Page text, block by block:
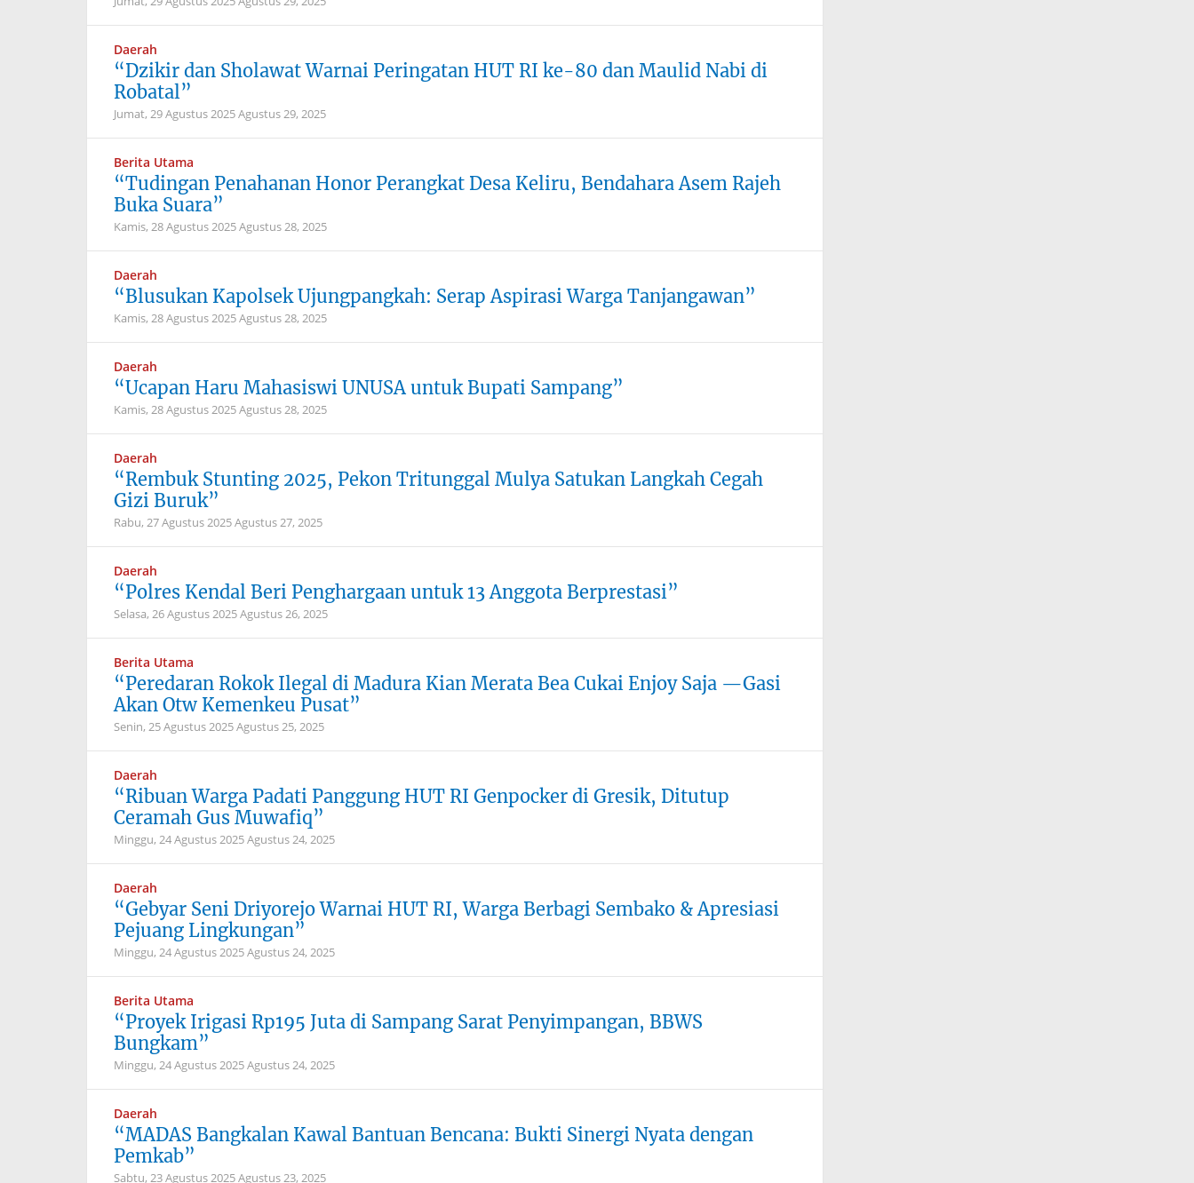
Daerah
“Dzikir dan Sholawat Warnai Peringatan HUT RI ke-80 dan Maulid Nabi di
Robatal”
Jumat, 29 Agustus 2025Agustus 29, 2025
Berita Utama
“Tudingan Penahanan Honor Perangkat Desa Keliru, Bendahara Asem Rajeh
Buka Suara”
Kamis, 28 Agustus 2025Agustus 28, 2025
Daerah
“Blusukan Kapolsek Ujungpangkah: Serap Aspirasi Warga Tanjangawan”
Kamis, 28 Agustus 2025Agustus 28, 2025
Daerah
“Ucapan Haru Mahasiswi UNUSA untuk Bupati Sampang”
Kamis, 28 Agustus 2025Agustus 28, 2025
Daerah
“Rembuk Stunting 2025, Pekon Tritunggal Mulya Satukan Langkah Cegah
Gizi Buruk”
Rabu, 27 Agustus 2025Agustus 27, 2025
Daerah
“Polres Kendal Beri Penghargaan untuk 13 Anggota Berprestasi”
Selasa, 26 Agustus 2025Agustus 26, 2025
Berita Utama
“Peredaran Rokok Ilegal di Madura Kian Merata Bea Cukai Enjoy Saja —Gasi
Akan Otw Kemenkeu Pusat”
Senin, 25 Agustus 2025Agustus 25, 2025
Daerah
“Ribuan Warga Padati Panggung HUT RI Genpocker di Gresik, Ditutup
Ceramah Gus Muwafiq”
Minggu, 24 Agustus 2025Agustus 24, 2025
Daerah
“Gebyar Seni Driyorejo Warnai HUT RI, Warga Berbagi Sembako & Apresiasi
Pejuang Lingkungan”
Minggu, 24 Agustus 2025Agustus 24, 2025
Berita Utama
“Proyek Irigasi Rp195 Juta di Sampang Sarat Penyimpangan, BBWS
Bungkam”
Minggu, 24 Agustus 2025Agustus 24, 2025
Daerah
“MADAS Bangkalan Kawal Bantuan Bencana: Bukti Sinergi Nyata dengan
Pemkab”
Sabtu, 23 Agustus 2025Agustus 23, 2025